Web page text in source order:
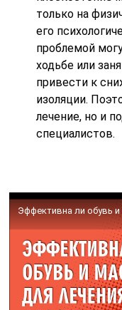
только на
его
проблемой
ходьбе или
привести к
изоляции.
лечение, но и
специалистов.